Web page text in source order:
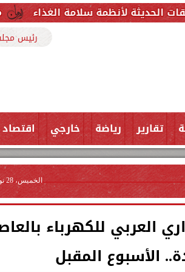
محافظ الغربية سلامة الغذاء
رئيس
تقارير رياضة خارجي اقتصاد
الخميس، 28 نوفمبر 2024
العربي للكهرباء
الأسبوع المقبل